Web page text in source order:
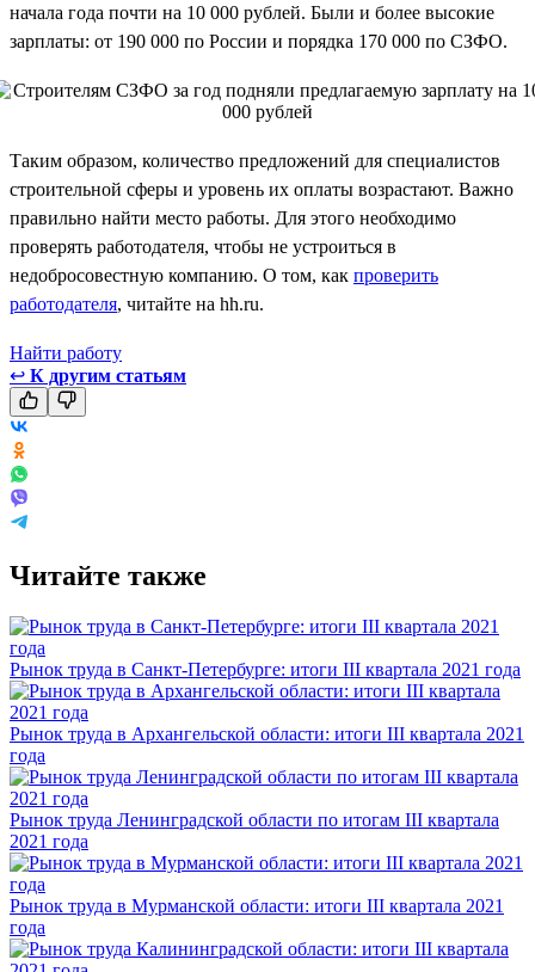
начала года почти на 10 000 рублей. Были и более высокие
зарплаты: от 190 000 по России и порядка 170 000 по СЗФО.
Таким образом, количество предложений для специалистов
строительной сферы и уровень их оплаты возрастают. Важно
правильно найти место работы. Для этого необходимо
проверять работодателя, чтобы не устроиться в
недобросовестную компанию. О том, как проверить
работодателя, читайте на hh.ru.
Найти работу
↩ К другим статьям
Читайте также
Рынок труда в Санкт-Петербурге: итоги III квартала 2021 года
Рынок труда в Архангельской области: итоги III квартала 2021
года
Рынок труда Ленинградской области по итогам III квартала
2021 года
Рынок труда в Мурманской области: итоги III квартала 2021
года